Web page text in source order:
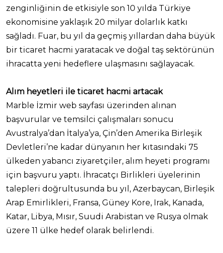
zenginliğinin de etkisiyle son 10 yılda Türkiye
ekonomisine yaklaşık 20 milyar dolarlık katkı
sağladı. Fuar, bu yıl da geçmiş yıllardan daha büyük
bir ticaret hacmi yaratacak ve doğal taş sektörünün
ihracatta yeni hedeflere ulaşmasını sağlayacak.
Alım heyetleri ile ticaret hacmi artacak
Marble İzmir web sayfası üzerinden alınan
başvurular ve temsilci çalışmaları sonucu
Avustralya’dan İtalya’ya, Çin’den Amerika Birleşik
Devletleri’ne kadar dünyanın her kıtasındaki 75
ülkeden yabancı ziyaretçiler, alım heyeti programı
için başvuru yaptı. İhracatçı Birlikleri üyelerinin
talepleri doğrultusunda bu yıl, Azerbaycan, Birleşik
Arap Emirlikleri, Fransa, Güney Kore, Irak, Kanada,
Katar, Libya, Mısır, Suudi Arabistan ve Rusya olmak
üzere 11 ülke hedef olarak belirlendi.